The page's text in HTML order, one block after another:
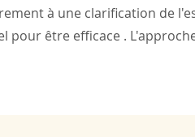
à une clarification de
pour être efficace .